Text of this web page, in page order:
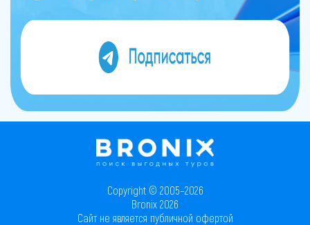
Copyright © 2005–2026
Bronix 2026
Сайт не является публичной офертой